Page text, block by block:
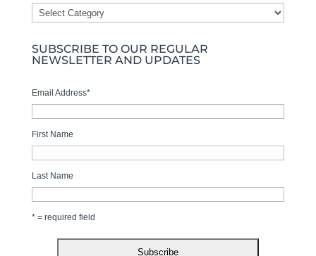
ALL
TOPICS
SUBSCRIBE TO OUR REGULAR
NEWSLETTER AND UPDATES
Email Address*
First Name
Last Name
* = required field